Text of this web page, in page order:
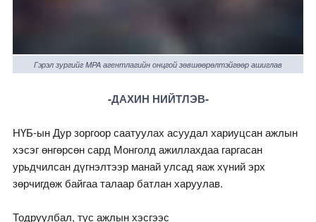
Гэрэл зургийг MPA агентлагийн онцгой зөвшөөрөлтэйгөөр ашиглав
-ДАХИН НИЙТЛЭВ-
НҮБ-ын Дур зоргоор саатуулах асуудал хариуцсан ажлын
хэсэг өнгөрсөн сард Монголд ажиллахдаа гаргасан
урьдчилсан дүгнэлтээр манай улсад яаж хүний эрх
зөрчигдөж байгаа талаар батлан харуулав.
Тодруулбал, тус ажлын хэсгээс